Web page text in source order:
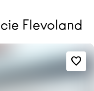
Flevoland
favorite_border
Sfeer en esthetiek
palette
Bohemian / Ibiza
trending_up
Trendy